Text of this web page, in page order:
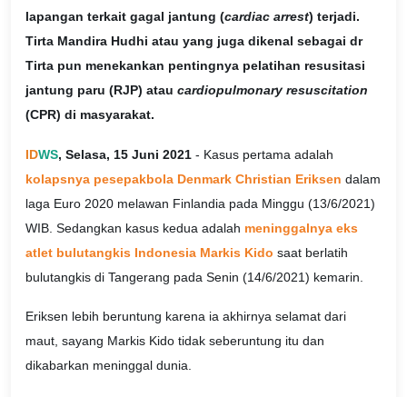
lapangan terkait gagal jantung (cardiac arrest) terjadi.
Tirta Mandira Hudhi atau yang juga dikenal sebagai dr
Tirta pun menekankan pentingnya pelatihan resusitasi
jantung paru (RJP) atau cardiopulmonary resuscitation
(CPR) di masyarakat.
IDWS, Selasa, 15 Juni 2021 - Kasus pertama adalah
kolapsnya pesepakbola Denmark Christian Eriksen dalam
laga Euro 2020 melawan Finlandia pada Minggu (13/6/2021)
WIB. Sedangkan kasus kedua adalah meninggalnya eks
atlet bulutangkis Indonesia Markis Kido saat berlatih
bulutangkis di Tangerang pada Senin (14/6/2021) kemarin.
Eriksen lebih beruntung karena ia akhirnya selamat dari
maut, sayang Markis Kido tidak seberuntung itu dan
dikabarkan meninggal dunia.